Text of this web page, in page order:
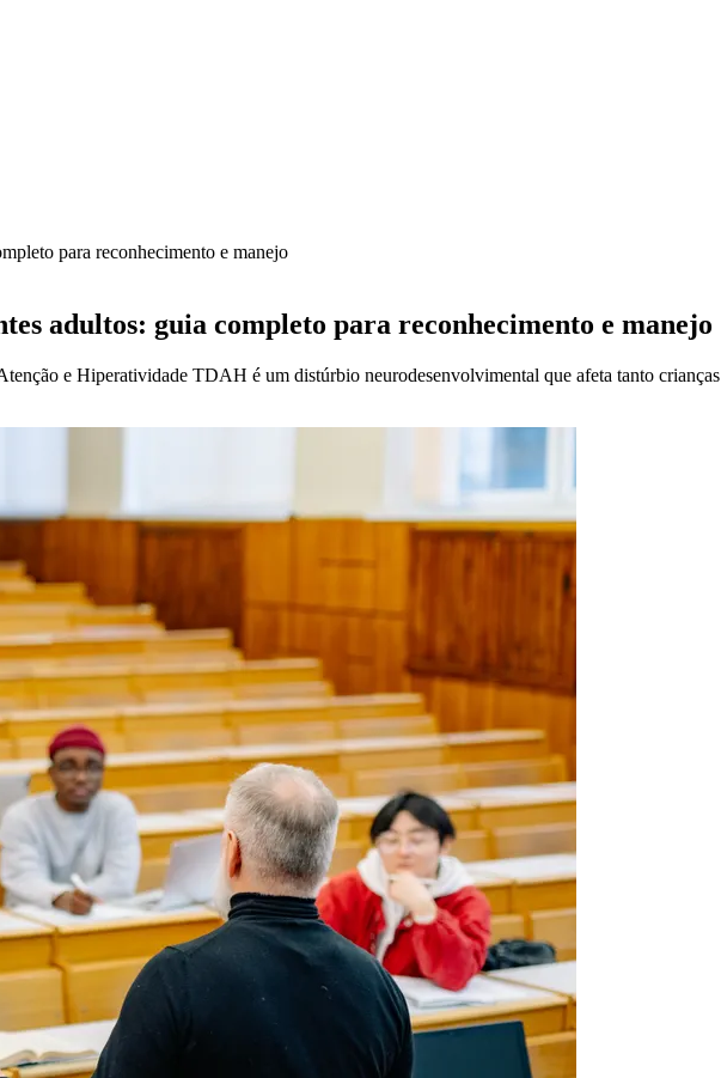
para reconhecimento e manejo
adultos: guia completo para reconhecimento e manejo
e Hiperatividade TDAH é um distúrbio neurodesenvolvimental que afeta tanto crianças